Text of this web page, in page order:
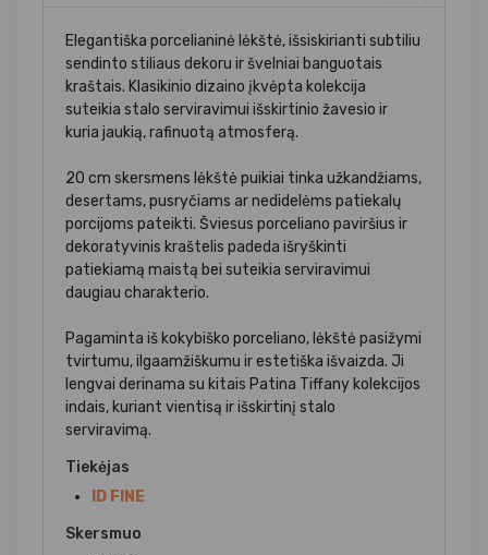
Elegantiška porcelianinė lėkštė, išsiskirianti subtiliu
sendinto stiliaus dekoru ir švelniai banguotais
kraštais. Klasikinio dizaino įkvėpta kolekcija
suteikia stalo serviravimui išskirtinio žavesio ir
kuria jaukią, rafinuotą atmosferą.
20 cm skersmens lėkštė puikiai tinka užkandžiams,
desertams, pusryčiams ar nedidelėms patiekalų
porcijoms pateikti. Šviesus porceliano paviršius ir
dekoratyvinis kraštelis padeda išryškinti
patiekiamą maistą bei suteikia serviravimui
daugiau charakterio.
Pagaminta iš kokybiško porceliano, lėkštė pasižymi
tvirtumu, ilgaamžiškumu ir estetiška išvaizda. Ji
lengvai derinama su kitais Patina Tiffany kolekcijos
indais, kuriant vientisą ir išskirtinį stalo
serviravimą.
Tiekėjas
ID FINE
Skersmuo